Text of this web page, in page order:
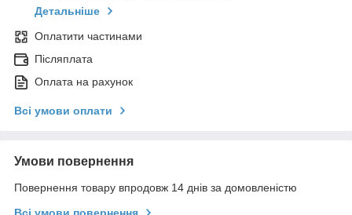
Детальніше
Оплатити частинами
Післяплата
Оплата на рахунок
Всі умови оплати
Умови повернення
Повернення товару впродовж 14 днів за домовленістю